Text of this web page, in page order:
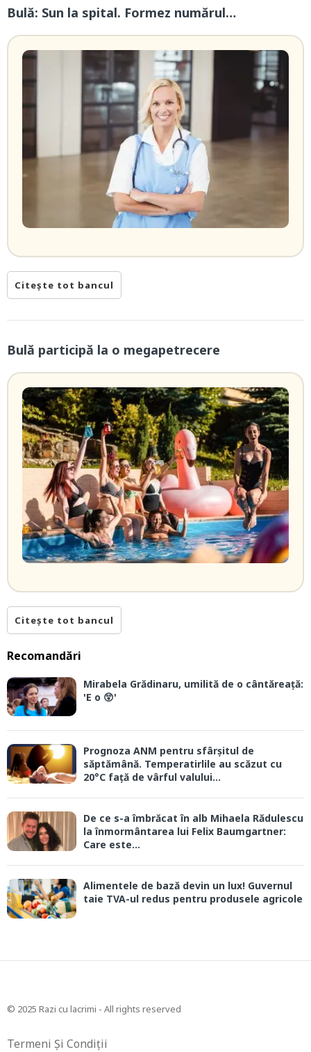
Bulă: Sun la spital. Formez numărul…
Citește tot bancul
Bulă participă la o megapetrecere
Citește tot bancul
Recomandări
Mirabela Grădinaru, umilită de o cântăreață:
'E o 😲'
Prognoza ANM pentru sfârșitul de
săptămână. Temperatirlile au scăzut cu
20°C față de vârful valului...
De ce s-a îmbrăcat în alb Mihaela Rădulescu
la înmormântarea lui Felix Baumgartner:
Care este...
Alimentele de bază devin un lux! Guvernul
taie TVA-ul redus pentru produsele agricole
© 2025 Razi cu lacrimi - All rights reserved
Termeni Și Condiții